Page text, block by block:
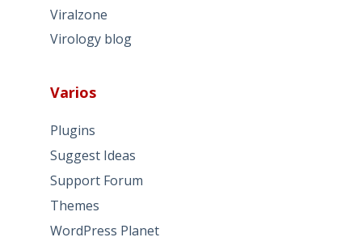
Viralzone
Virology blog
Varios
Plugins
Suggest Ideas
Support Forum
Themes
WordPress Planet